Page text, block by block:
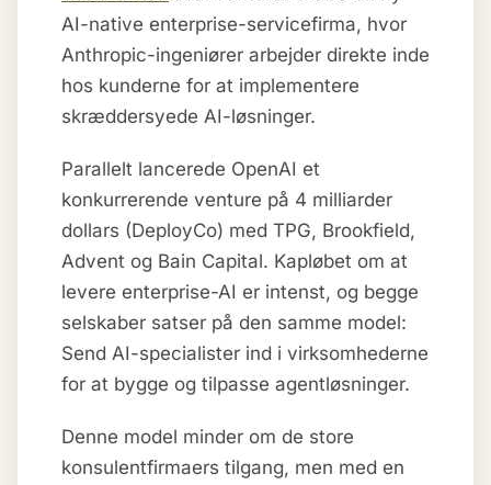
AI-native enterprise-servicefirma, hvor
Anthropic-ingeniører arbejder direkte inde
hos kunderne for at implementere
skræddersyede AI-løsninger.
Parallelt lancerede OpenAI et
konkurrerende venture på 4 milliarder
dollars (DeployCo) med TPG, Brookfield,
Advent og Bain Capital. Kapløbet om at
levere enterprise-AI er intenst, og begge
selskaber satser på den samme model:
Send AI-specialister ind i virksomhederne
for at bygge og tilpasse agentløsninger.
Denne model minder om de store
konsulentfirmaers tilgang, men med en